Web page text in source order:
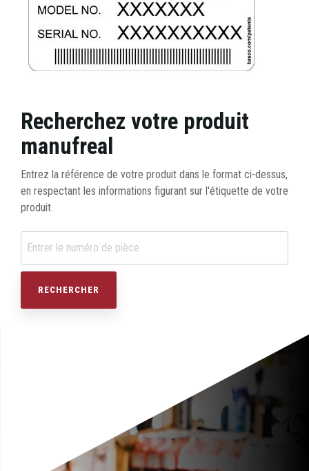
Recherchez votre produit
manufreal
Entrez la référence de votre produit dans le format ci-dessus,
en respectant les informations figurant sur l'étiquette de votre
produit.